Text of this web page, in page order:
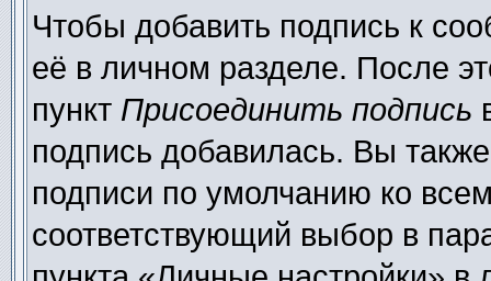
Чтобы добавить подпись к
её в личном разделе. После
пункт Присоединить подпись
подпись добавилась. Вы
подписи по умолчанию ко
соответствующий выбор в